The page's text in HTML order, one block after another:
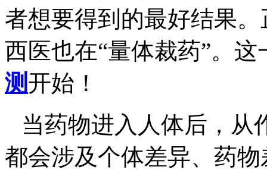
者想要得到的最好结果
西医也在“量体裁药”。
测开始！
当药物进入人体后，从
都会涉及个体差异、药